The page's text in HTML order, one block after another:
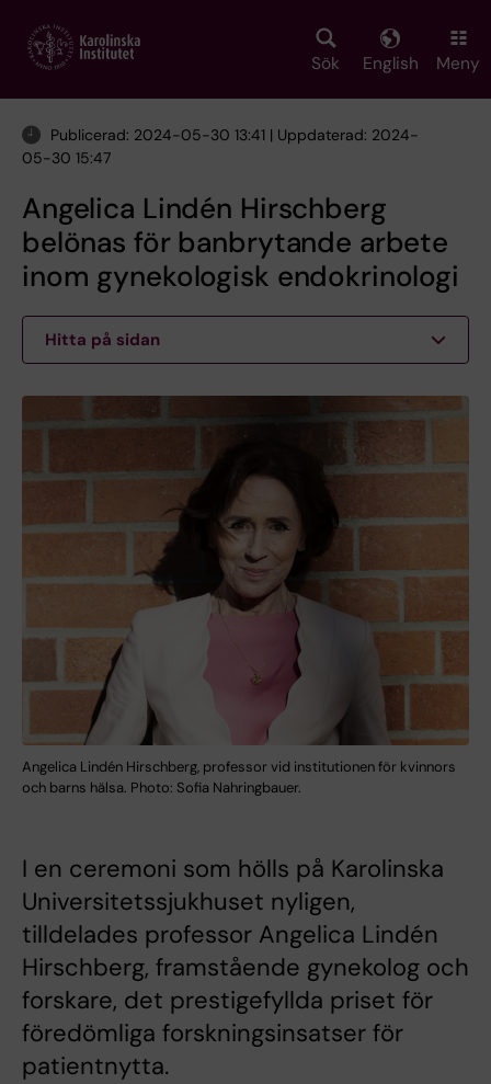
main
Sök English Meny
Publicerad: 2024-05-30 13:41 | Uppdaterad: 2024-
05-30 15:47
Angelica Lindén Hirschberg
belönas för banbrytande arbete
inom gynekologisk endokrinologi
Hitta på sidan
Angelica Lindén Hirschberg, professor vid institutionen för kvinnors
och barns hälsa. Photo: Sofia Nahringbauer.
I en ceremoni som hölls på Karolinska
Universitetssjukhuset nyligen,
tilldelades professor Angelica Lindén
Hirschberg, framstående gynekolog och
forskare, det prestigefyllda priset för
föredömliga forskningsinsatser för
patientnytta.